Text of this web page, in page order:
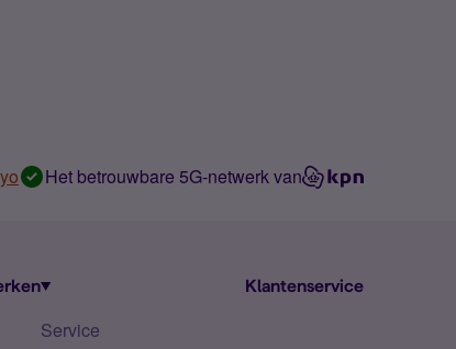
Het betrouwbare 5G-netwerk van
Klantenservice
Service